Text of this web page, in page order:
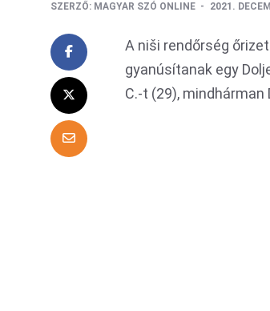
SZERZŐ: MAGYAR SZÓ ONLINE 2021.
A niši rendőrség
gyanúsítanak egy
C.-t (29), mindhárman